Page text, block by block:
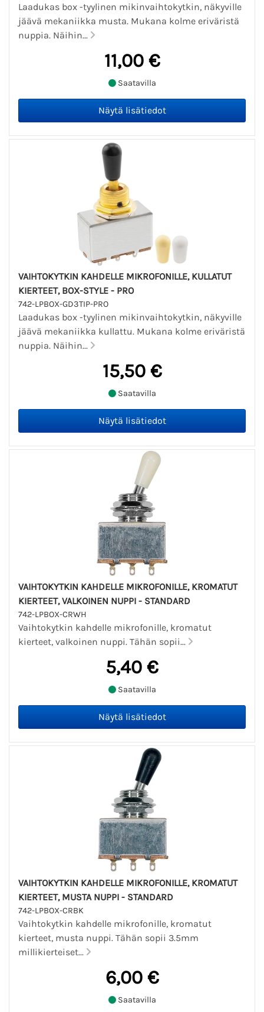
Laadukas box -tyylinen mikinvaihtokytkin, näkyville
jäävä mekaniikka musta. Mukana kolme eriväristä
nuppia. Näihin...
11,00 €
Saatavilla
VAIHTOKYTKIN KAHDELLE MIKROFONILLE, KULLATUT
KIERTEET, BOX-STYLE - PRO
742-LPBOX-GD3TIP-PRO
Laadukas box -tyylinen mikinvaihtokytkin, näkyville
jäävä mekaniikka kullattu. Mukana kolme eriväristä
nuppia. Näihin...
15,50 €
Saatavilla
VAIHTOKYTKIN KAHDELLE MIKROFONILLE, KROMATUT
KIERTEET, VALKOINEN NUPPI - STANDARD
742-LPBOX-CRWH
Vaihtokytkin kahdelle mikrofonille, kromatut
kierteet, valkoinen nuppi. Tähän sopii...
5,40 €
Saatavilla
VAIHTOKYTKIN KAHDELLE MIKROFONILLE, KROMATUT
KIERTEET, MUSTA NUPPI - STANDARD
742-LPBOX-CRBK
Vaihtokytkin kahdelle mikrofonille, kromatut
kierteet, musta nuppi. Tähän sopii 3.5mm
millikierteiset...
6,00 €
Saatavilla